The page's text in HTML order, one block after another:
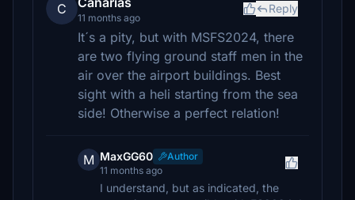
C
11 months ago
Reply
It´s a pity, but with MSFS2024, there
are two flying ground staff men in the
air over the airport buildings. Best
sight with a heli starting from the sea
side! Otherwise a perfect relation!
M MaxGG60
Author
11 months ago
I understand, but as indicated, the